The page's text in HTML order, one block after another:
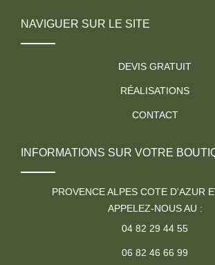
NAVIGUER SUR LE SITE
DEVIS GRATUIT
RÉALISATIONS
CONTACT
INFORMATIONS SUR VOTRE
PROVENCE ALPES COTE D'AZUR
APPELEZ-NOUS AU :
04 82 29 44 55
06 82 46 66 99